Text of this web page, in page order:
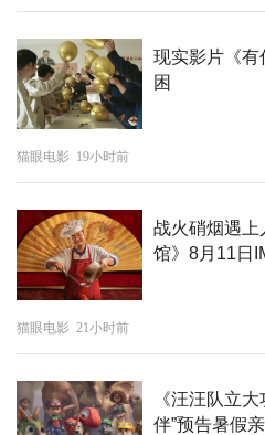
现实影片《有
困
猫眼电影 19小时前
战火硝烟遇上
馆》8月11日
猫眼电影 21小时前
《汪汪队立
伴”预告暑假